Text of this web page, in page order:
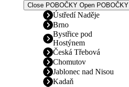
Close POBOČKY Open POBOČKY
Ústředí Naděje
Brno
Bystřice pod
Hostýnem
Česká Třebová
Chomutov
Jablonec nad Nisou
Kadaň